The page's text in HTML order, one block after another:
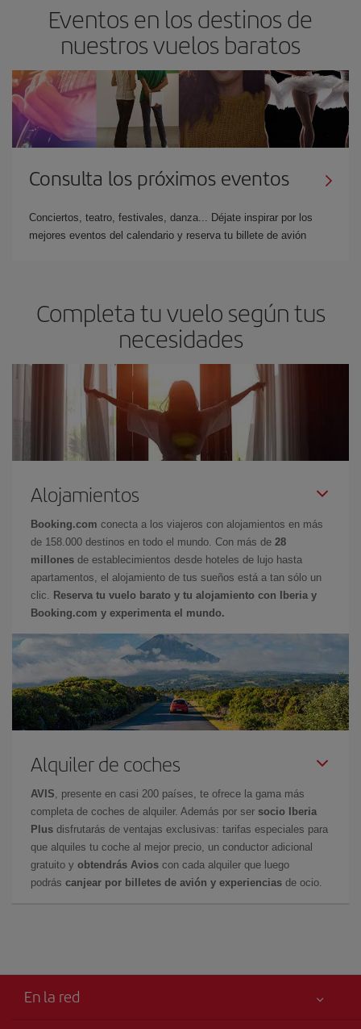
Eventos en los destinos de
nuestros vuelos baratos
Consulta los próximos eventos
Conciertos, teatro, festivales, danza... Déjate inspirar por los
mejores eventos del calendario y reserva tu billete de avión
Completa tu vuelo según tus
necesidades
Alojamientos
Booking.com conecta a los viajeros con alojamientos en más
de 158.000 destinos en todo el mundo. Con más de 28
millones de establecimientos desde hoteles de lujo hasta
apartamentos, el alojamiento de tus sueños está a tan sólo un
clic.
Reserva tu vuelo barato y tu alojamiento con Iberia y
Booking.com y experimenta el mundo.
Alquiler de coches
AVIS , presente en casi 200 países, te ofrece la gama más
completa de coches de alquiler. Además por ser socio Iberia
Plus disfrutarás de ventajas exclusivas: tarifas especiales para
que alquiles tu coche al mejor precio, un conductor adicional
gratuito y obtendrás Avios con cada alquiler que luego
podrás canjear por billetes de avión y experiencias de ocio.
En la red